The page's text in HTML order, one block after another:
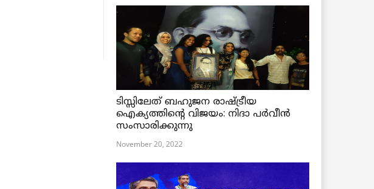
ടിസ്സിലേത് ബഹുജന രാഷ്ട്രീയ
ഐക്യത്തിന്റെ വിജയം: നിദാ പർവീൻ
സംസാരിക്കുന്നു
November 20, 2022